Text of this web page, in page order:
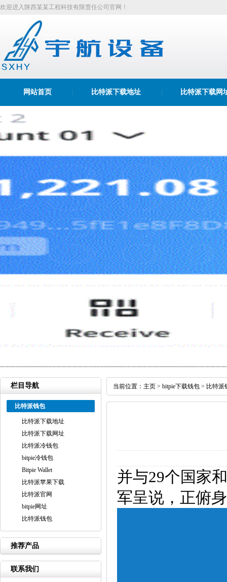
欢迎进入陕西某某工程科技有限责任公司官网！
网站首页 比特派下载地址 比特派下载网
栏目导航
比特派钱包
比特派下载地址
比特派下载网址
比特派冷钱包
bitpie冷钱包
Bitpie Wallet
比特派苹果下载
比特派官网
bitpie网址
比特派钱包
推荐产品
联系我们
当前位置： 主页 > bitpie下载钱包 > 比特派
并与29个国家
军呈说，正俯